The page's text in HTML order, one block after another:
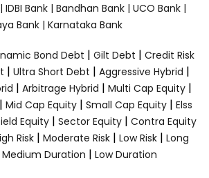
IDBI Bank | Bandhan Bank | UCO Bank |
Bank | Karnataka Bank
Bond Debt | Gilt Debt | Credit Risk
| Ultra Short Debt | Aggressive Hybrid |
| Arbitrage Hybrid | Multi Cap Equity |
| Mid Cap Equity | Small Cap Equity | Elss
Equity| Sector Equity | Contra Equity
Risk | Moderate Risk | Low Risk | Long
Medium Duration | Low Duration